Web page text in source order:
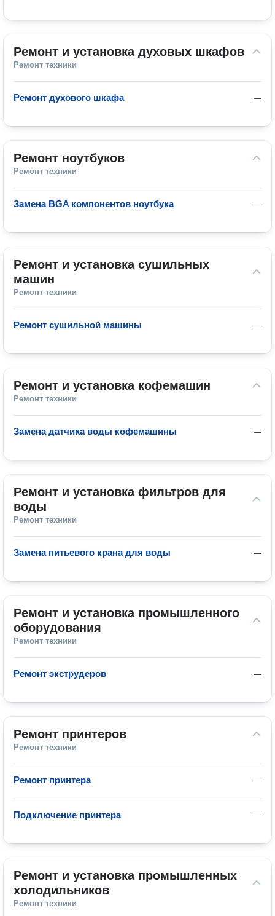
Ремонт и установка духовых шкафов
Ремонт техники
—
Ремонт духового шкафа
Ремонт ноутбуков
Ремонт техники
—
Замена BGA компонентов ноутбука
Ремонт и установка сушильных
машин
Ремонт техники
—
Ремонт сушильной машины
Ремонт и установка кофемашин
Ремонт техники
—
Замена датчиĸа воды кофемашины
Ремонт и установка фильтров для
воды
Ремонт техники
—
Замена питьевого крана для воды
Ремонт и установка промышленного
оборудования
Ремонт техники
—
Ремонт экструдеров
Ремонт принтеров
Ремонт техники
—
Ремонт принтера
—
Подключение принтера
Ремонт и установка промышленных
холодильников
Ремонт техники